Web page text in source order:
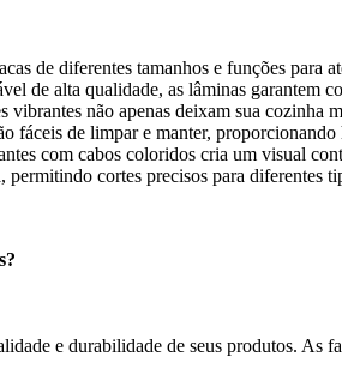
de diferentes tamanhos e funções para
de alta qualidade, as lâminas garantem
vibrantes não apenas deixam sua cozinha
fáceis de limpar e manter,
com cabos coloridos cria um visual
permitindo cortes precisos para diferentes
e durabilidade de seus produtos. As